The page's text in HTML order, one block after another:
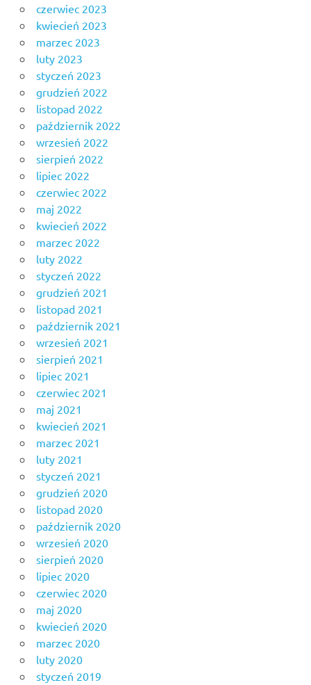
czerwiec 2023
kwiecień 2023
marzec 2023
luty 2023
styczeń 2023
grudzień 2022
listopad 2022
październik 2022
wrzesień 2022
sierpień 2022
lipiec 2022
czerwiec 2022
maj 2022
kwiecień 2022
marzec 2022
luty 2022
styczeń 2022
grudzień 2021
listopad 2021
październik 2021
wrzesień 2021
sierpień 2021
lipiec 2021
czerwiec 2021
maj 2021
kwiecień 2021
marzec 2021
luty 2021
styczeń 2021
grudzień 2020
listopad 2020
październik 2020
wrzesień 2020
sierpień 2020
lipiec 2020
czerwiec 2020
maj 2020
kwiecień 2020
marzec 2020
luty 2020
styczeń 2019